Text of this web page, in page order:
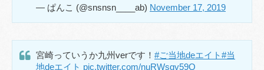
— ぱんこ (@snsnsn____ab) November 17, 2019
宮崎っていうか九州verです！ #ご当地deエイト#当
地deエイト pic.twitter.com/nuRWsgv59Q